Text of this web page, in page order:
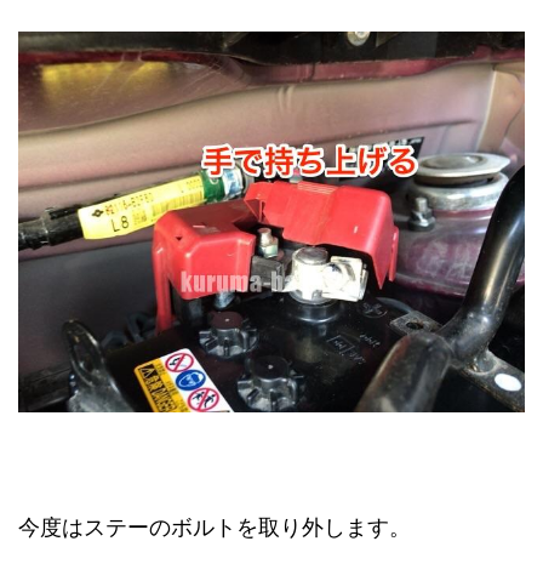
今度はステーのボルトを取り外します。